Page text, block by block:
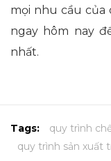
mọi nhu cầu của
ngay hôm nay
nhất.
Tags: quy trình
quy trình sản xuất